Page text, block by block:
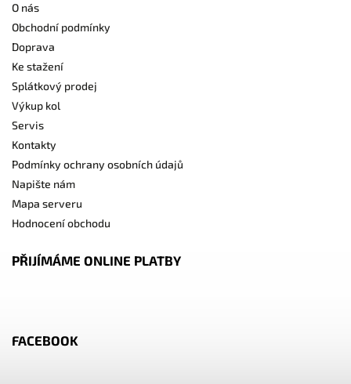
O nás
Obchodní podmínky
Doprava
Ke stažení
Splátkový prodej
Výkup kol
Servis
Kontakty
Podmínky ochrany osobních údajů
Napište nám
Mapa serveru
Hodnocení obchodu
PŘIJÍMÁME ONLINE PLATBY
FACEBOOK